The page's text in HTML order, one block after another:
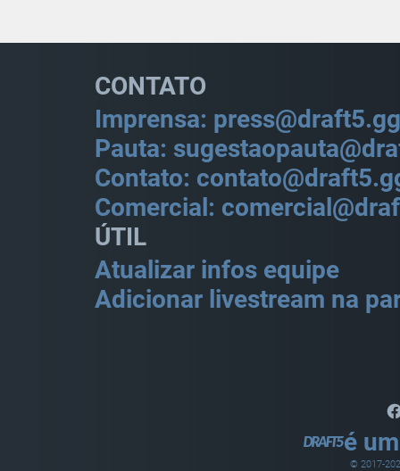
CONTATO
Imprensa: press@draft5.gg
Pauta:
Contato:
Comercial:
ÚTIL
Atualizar infos equipe
Adicionar livestream na
é
© 2017-